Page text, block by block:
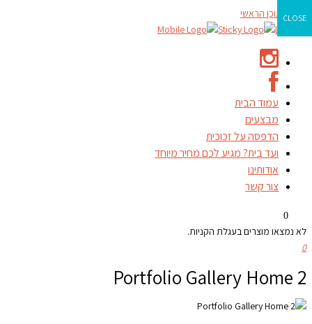
דילוג לתוכן הראשי
עמוד הבית
מבצעים
הדפסה על זכוכית
ועד בית? מגיע לכם מחיר מיוחד
אודותינו
צור קשר
0
לא נמצאו מוצרים בעגלת הקניות.
0
Portfolio Gallery Home 2
CLOSE